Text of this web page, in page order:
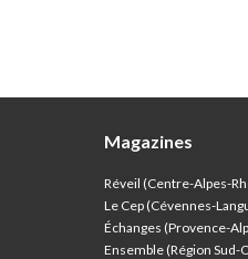
Magazines
Réveil (Centre-Alpes-
Le Cep (Cévennes-
Échanges (Provence-
Ensemble (Région Sud-